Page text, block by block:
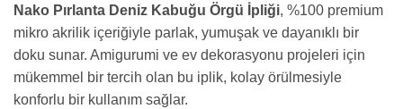
Nako Pırlanta Deniz Kabuğu Örgü İpliği, %100 premium
mikro akrilik içeriğiyle parlak, yumuşak ve dayanıklı bir
doku sunar. Amigurumi ve ev dekorasyonu projeleri için
mükemmel bir tercih olan bu iplik, kolay örülmesiyle
konforlu bir kullanım sağlar.